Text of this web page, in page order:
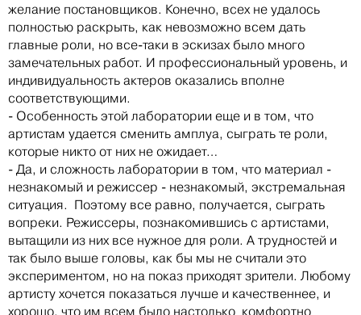
желание постановщиков. Конечно, всех не удалось
полностью раскрыть, как невозможно всем дать
главные роли, но все-таки в эскизах было много
замечательных работ. И профессиональный уровень, и
индивидуальность актеров оказались вполне
соответствующими.
- Особенность этой лаборатории еще и в том, что
артистам удается сменить амплуа, сыграть те роли,
которые никто от них не ожидает…
- Да, и сложность лаборатории в том, что материал -
незнакомый и режиссер - незнакомый, экстремальная
ситуация. Поэтому все равно, получается, сыграть
вопреки. Режиссеры, познакомившись с артистами,
вытащили из них все нужное для роли. А трудностей и
так было выше головы, как бы мы не считали это
экспериментом, но на показ приходят зрители. Любому
артисту хочется показаться лучше и качественнее, и
хорошо, что им всем было настолько комфортно